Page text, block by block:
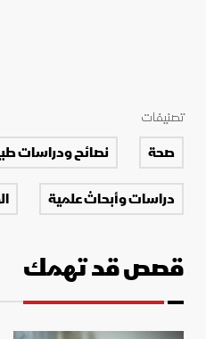
تصنيفات
صحة
نصائح ودراسات
دراسات وأبحاث علمية
قصص قد تهمك